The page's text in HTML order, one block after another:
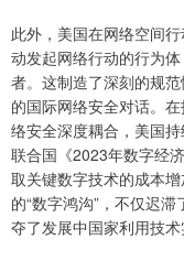
此外，美国在网络空间
动发起网络行动的行为
者。这制造了深刻的规
的国际网络安全对话。
络安全深度耦合，美国持
联合国《2023年数字经
取关键数字技术的成本
的“数字鸿沟”，不仅迟
夺了发展中国家利用技术